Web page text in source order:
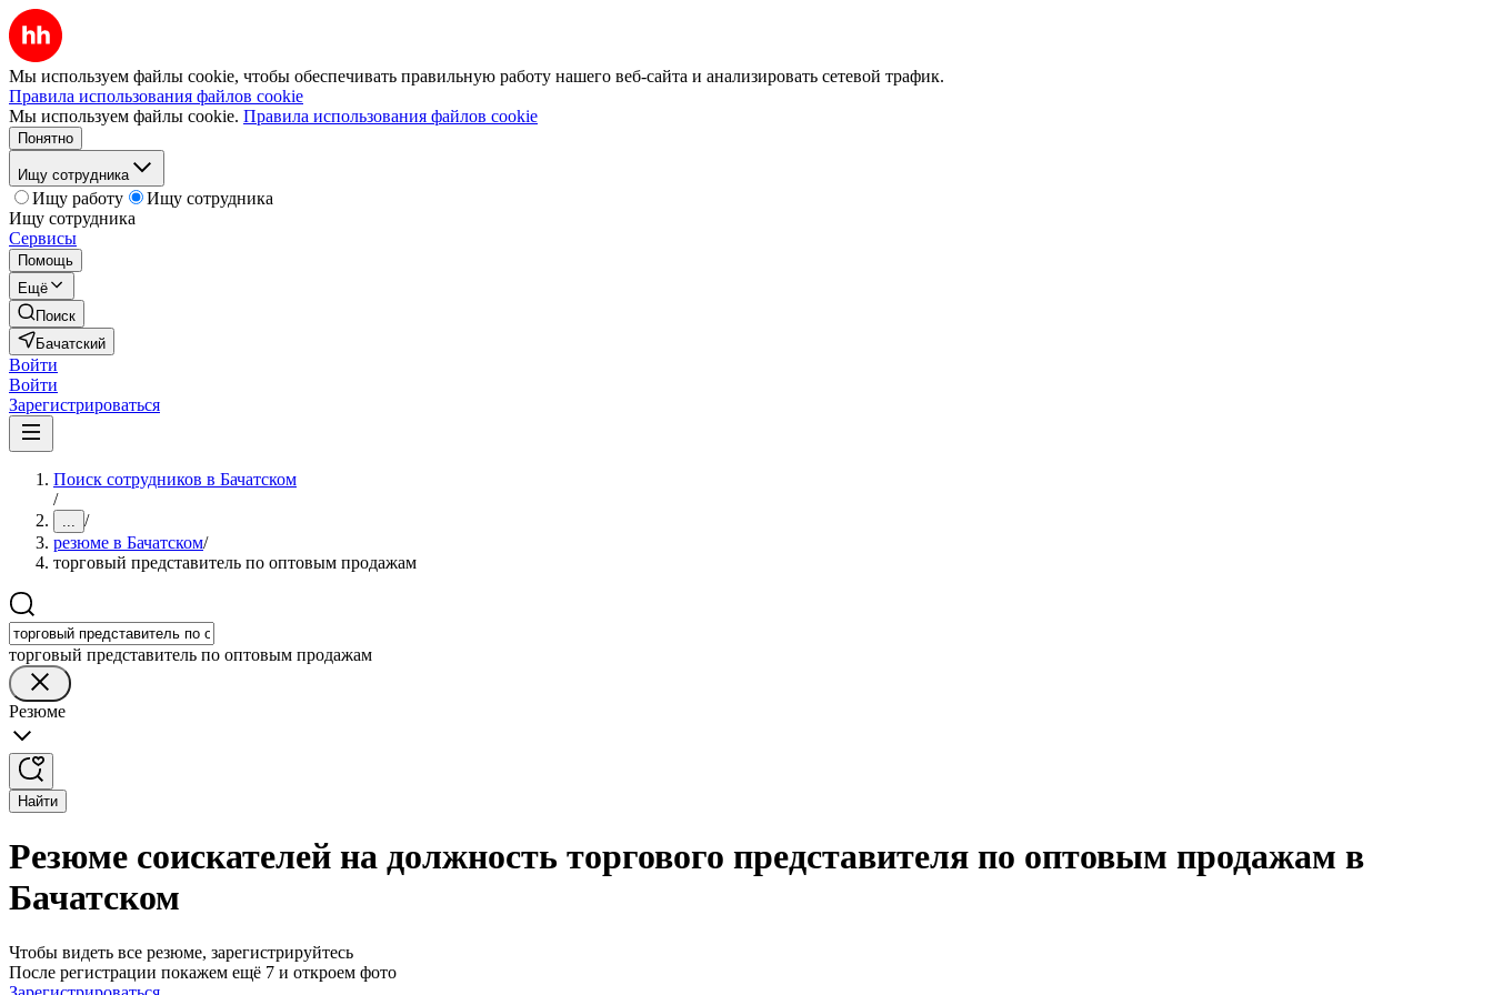
Мы используем файлы cookie, чтобы обеспечивать правильную работу нашего веб-сайта и анализировать сетевой трафик.
Правила использования файлов cookie
Мы используем файлы cookie. Правила использования файлов cookie
Понятно
Ищу сотрудника
Ищу работу
Ищу сотрудника
Ищу сотрудника
Сервисы
Помощь
Ещё
Поиск
Бачатский
Войти
Войти
Зарегистрироваться
Поиск сотрудников в Бачатском
/
... /
резюме в Бачатском/
торговый представитель по оптовым продажам
торговый представитель по оптовым продажам
Резюме
Найти
Резюме соискателей на должность торгового представителя по оптовым продажам в
Бачатском
Чтобы видеть все резюме, зарегистрируйтесь
После регистрации покажем ещё 7 и откроем фото